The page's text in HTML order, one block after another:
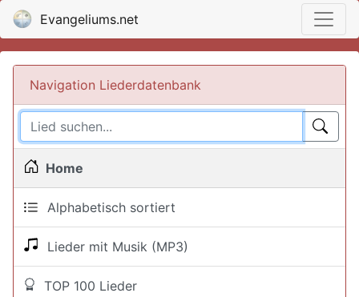
Evangeliums.net
Navigation Liederdatenbank
Home
Alphabetisch sortiert
Lieder mit Musik (MP3)
TOP 100 Lieder